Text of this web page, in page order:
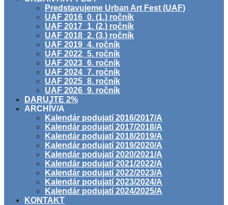
Predstavujeme Urban Art Fest (UAF)
UAF 2016_0. (1.) ročník
UAF 2017_1. (2.) ročník
UAF 2018_2. (3.) ročník
UAF 2019_4. ročník
UAF 2022_5. ročník
UAF 2023_6. ročník
UAF 2024_7. ročník
UAF 2025_8. ročník
UAF 2026_9. ročník
DARUJTE 2%
ARCHÍV/A
Kalendár podujatí 2016/2017/A
Kalendár podujatí 2017/2018/A
Kalendár podujatí 2018/2019/A
Kalendár podujatí 2019/2020/A
Kalendár podujatí 2020/2021/A
Kalendár podujatí 2021/2022/A
Kalendár podujatí 2022/2023/A
Kalendár podujatí 2023/2024/A
Kalendár podujatí 2024/2025/A
KONTAKT